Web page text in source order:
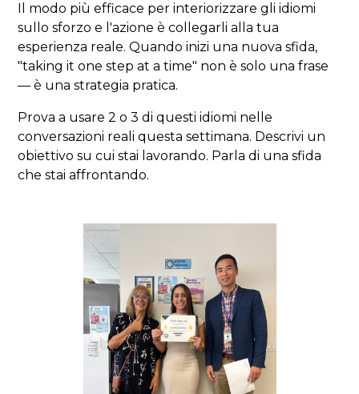
Il modo più efficace per interiorizzare gli idiomi
sullo sforzo e l'azione è collegarli alla tua
esperienza reale. Quando inizi una nuova sfida,
"taking it one step at a time" non è solo una frase
— è una strategia pratica.
Prova a usare 2 o 3 di questi idiomi nelle
conversazioni reali questa settimana. Descrivi un
obiettivo su cui stai lavorando. Parla di una sfida
che stai affrontando.